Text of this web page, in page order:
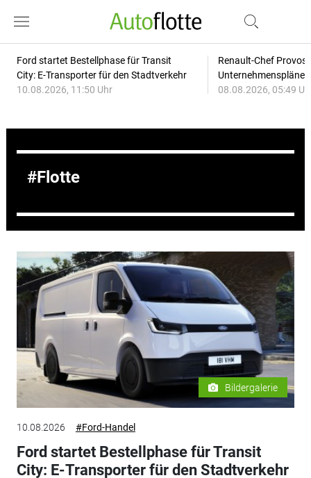
Ford startet Bestellphase für Transit
City: E-Transporter für den Stadtverkehr
10.08.2026, 11:50 Uhr
Renault-Chef
08.08.2026, 05:49
Flotte
Bildergalerie
10.08.2026 #Ford-Handel
Ford startet Bestellphase für Transit
City: E-Transporter für den Stadtverkehr